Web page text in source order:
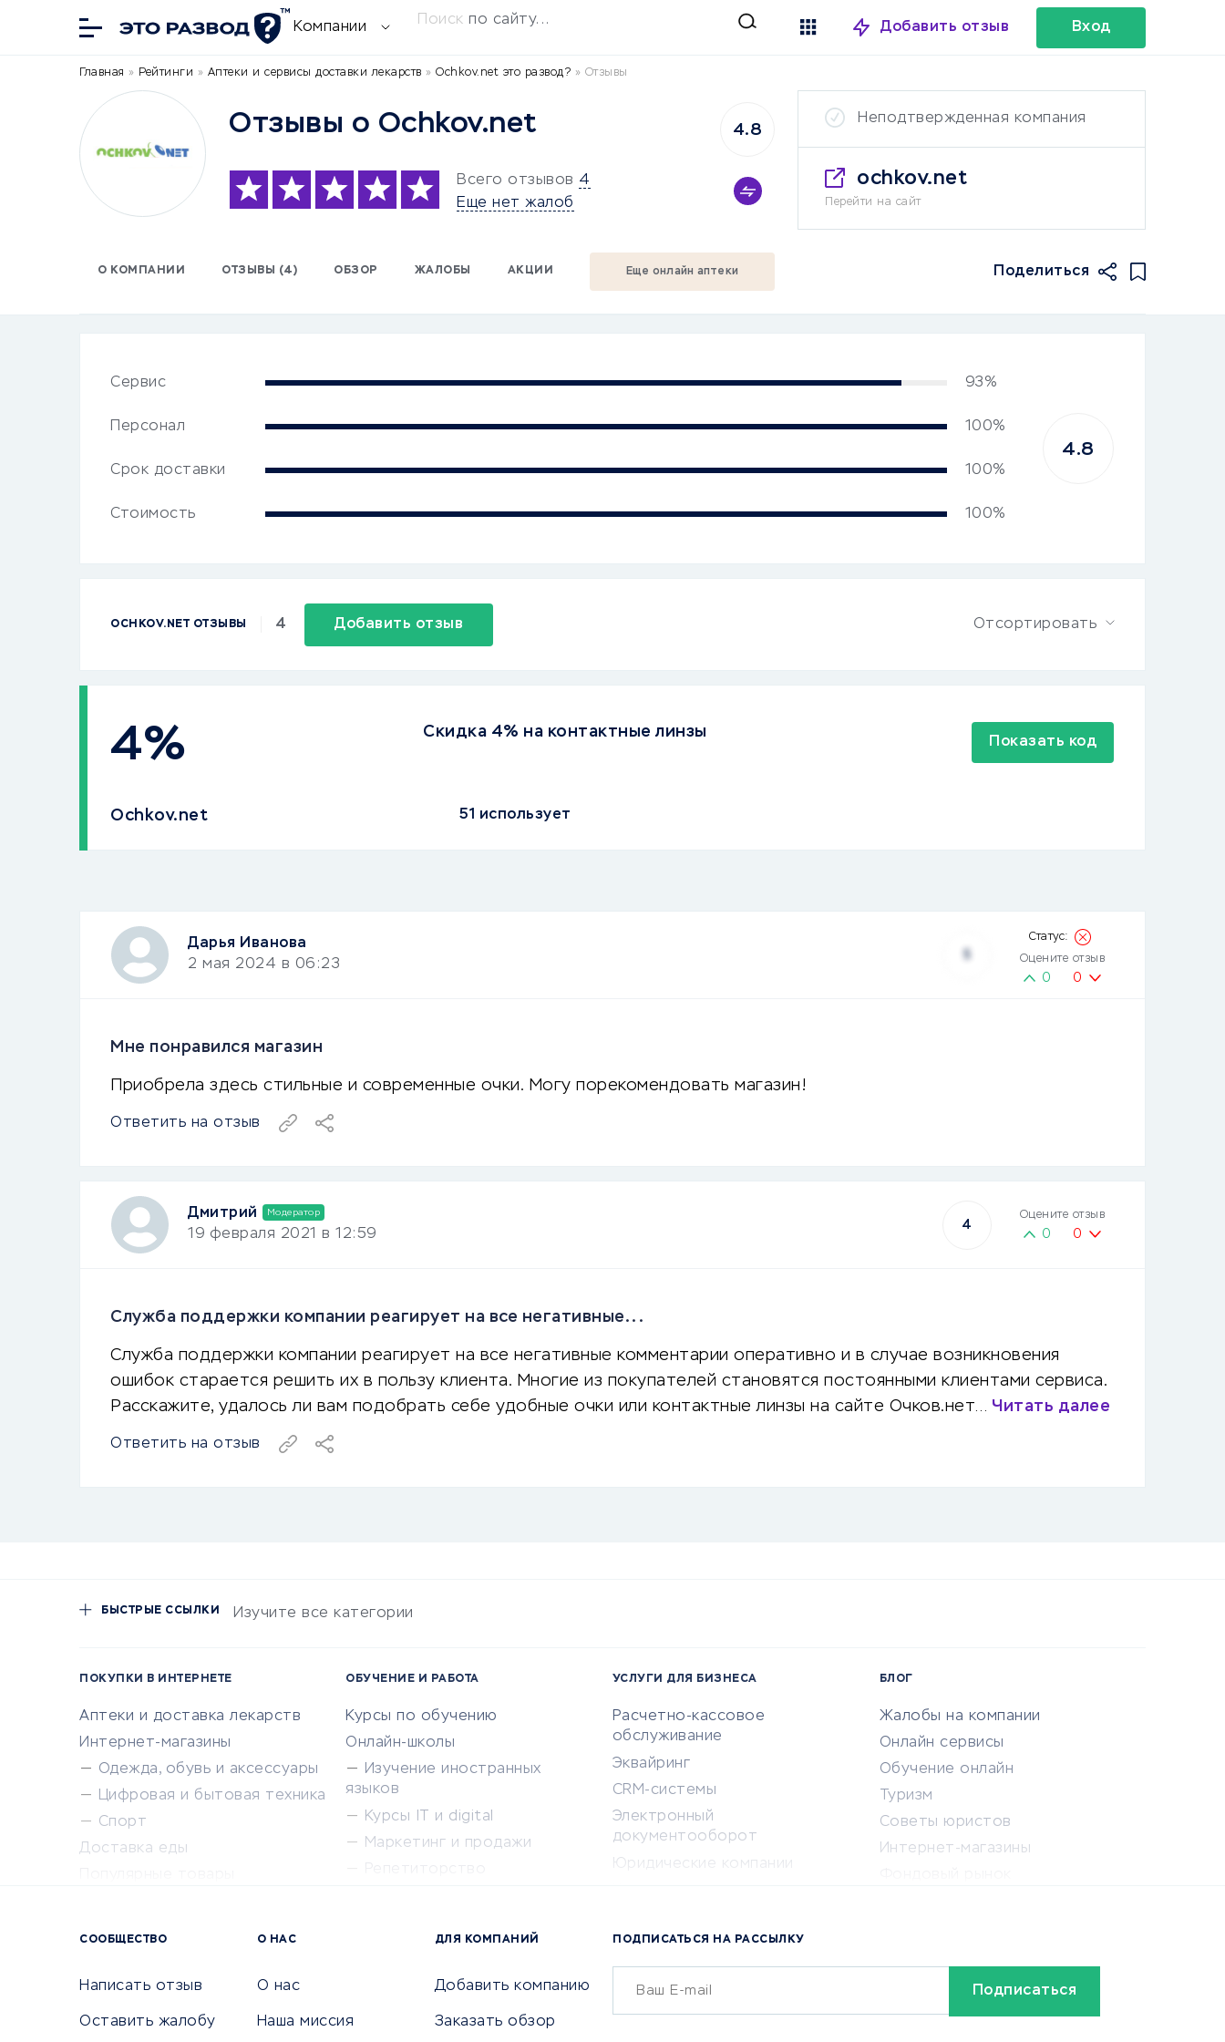
Компании Поиск по сайту... Добавить отзыв Вход
Главная » Рейтинги » Аптеки и сервисы доставки лекарств » Ochkov.net это развод? » Отзывы
Отзывы о Ochkov.net
Всего отзывов 4
Еще нет жалоб
4.8
Неподтвержденная компания
ochkov.net
Перейти на сайт
О КОМПАНИИ ОТЗЫВЫ (4) ОБЗОР ЖАЛОБЫ АКЦИИ Еще онлайн аптеки Поделиться
Сервис 93%
Персонал 100%
Срок доставки 100%
Стоимость 100%
4.8
OCHKOV.NET ОТЗЫВЫ 4 Добавить отзыв Отсортировать
4%
Ochkov.net
Скидка 4% на контактные линзы
Показать код
51 использует
Дарья Иванова
2 мая 2024 в 06:23
Оцените отзыв
0 0
Мне понравился магазин
Приобрела здесь стильные и современные очки. Могу порекомендовать магазин!
Ответить на отзыв
Дмитрий Модератор
19 февраля 2021 в 12:59
4
Оцените отзыв
0 0
Служба поддержки компании реагирует на все негативные...
Служба поддержки компании реагирует на все негативные комментарии оперативно и в случае возникновения
ошибок старается решить их в пользу клиента. Многие из покупателей становятся постоянными клиентами сервиса.
Расскажите, удалось ли вам подобрать себе удобные очки или контактные линзы на сайте Очков.нет… Читать далее
Ответить на отзыв
БЫСТРЫЕ ССЫЛКИ Изучите все категории
ПОКУПКИ В ИНТЕРНЕТЕ
Аптеки и доставка лекарств
Интернет-магазины
Одежда, обувь и аксессуары
Цифровая и бытовая техника
Спорт
Доставка еды
ОБУЧЕНИЕ И РАБОТА
Курсы по обучению
Онлайн-школы
Изучение иностранных
языков
Курсы IT и digital
Маркетинг и продажи
Сетевой маркетинг
УСЛУГИ ДЛЯ БИЗНЕСА
Расчетно-кассовое
обслуживание
Эквайринг
CRM-системы
Электронный
документооборот
Юридические компании
Бухгалтерия онлайн
Онлайн-кассы
SERM
БЛОГ
Жалобы на компании
Онлайн сервисы
Обучение онлайн
Туризм
Советы юристов
Интернет-магазины
Бонусы и акции
СООБЩЕСТВО
Написать отзыв
Оставить жалобу
О НАС
О нас
Наша миссия
ДЛЯ КОМПАНИЙ
Добавить компанию
Заказать обзор
ПОДПИСАТЬСЯ НА РАССЫЛКУ